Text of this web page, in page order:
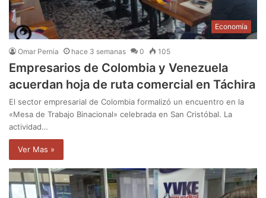
Economía
Omar Pernia hace 3 semanas 0 105
Empresarios de Colombia y Venezuela
acuerdan hoja de ruta comercial en Táchira
El sector empresarial de Colombia formalizó un encuentro en la
«Mesa de Trabajo Binacional» celebrada en San Cristóbal. La
actividad…
Ver Mas »